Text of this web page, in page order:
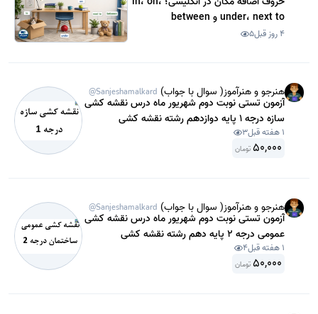
under، next to و between
4 روز قبل 5
هنرجو و هنرآموز( سوال با جواب) @Sanjeshamalkard
آزمون تستی نوبت دوم شهریور ماه درس نقشه کشی
سازه درجه 1 پایه دوازدهم رشته نقشه کشی
ساختمان متوسطه دوم سال 1402 با جواب.1 هفته قبل 3
50,000 تومان
هنرجو و هنرآموز( سوال با جواب) @Sanjeshamalkard
آزمون تستی نوبت دوم شهریور ماه درس نقشه کشی
عمومی درجه 2 پایه دهم رشته نقشه کشی
ساختمان متوسطه دوم سال 1402 با جواب .1 هفته قبل 4
50,000 تومان